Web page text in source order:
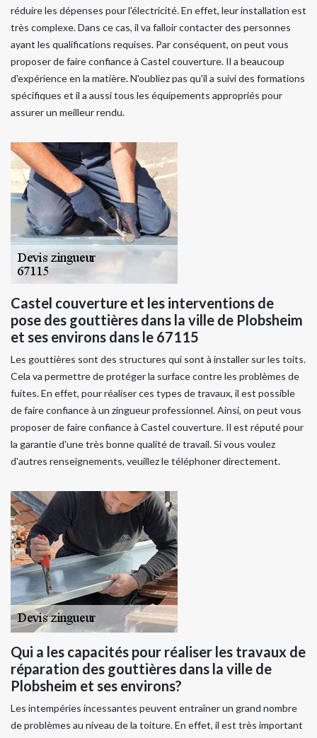
réduire les dépenses pour l'électricité. En effet, leur installation est
très complexe. Dans ce cas, il va falloir contacter des personnes
ayant les qualifications requises. Par conséquent, on peut vous
proposer de faire confiance à Castel couverture. Il a beaucoup
d'expérience en la matière. N'oubliez pas qu'il a suivi des formations
spécifiques et il a aussi tous les équipements appropriés pour
assurer un meilleur rendu.
Castel couverture et les interventions de
pose des gouttières dans la ville de Plobsheim
et ses environs dans le 67115
Les gouttières sont des structures qui sont à installer sur les toits.
Cela va permettre de protéger la surface contre les problèmes de
fuites. En effet, pour réaliser ces types de travaux, il est possible
de faire confiance à un zingueur professionnel. Ainsi, on peut vous
proposer de faire confiance à Castel couverture. Il est réputé pour
la garantie d'une très bonne qualité de travail. Si vous voulez
d'autres renseignements, veuillez le téléphoner directement.
Qui a les capacités pour réaliser les travaux de
réparation des gouttières dans la ville de
Plobsheim et ses environs?
Les intempéries incessantes peuvent entraîner un grand nombre
de problèmes au niveau de la toiture. En effet, il est très important